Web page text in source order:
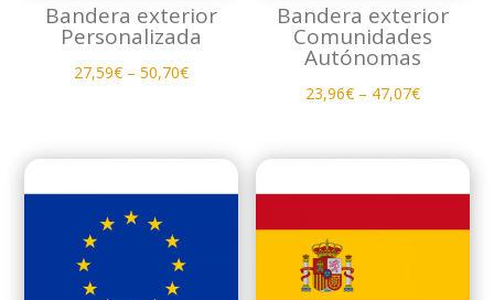
Bandera exterior
Personalizada
27,59€ –50,70€
Bandera exterior
Comunidades
Autónomas
23,96€– 47,07€